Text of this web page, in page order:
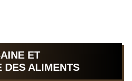
ET
DES ALIMENTS